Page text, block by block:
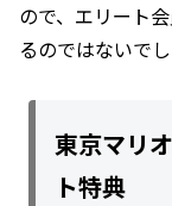
ので、エリート
るのではないで
東京マリ
ト特典